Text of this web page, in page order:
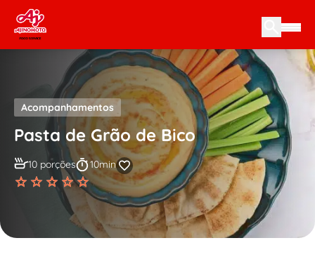
Skip to content
Acompanhamentos
Pasta de Grão de Bico
10 porções 10min